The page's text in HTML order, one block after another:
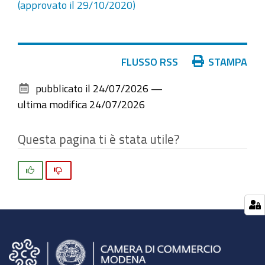
(approvato il 29/10/2020)
documento
FLUSSO RSS STAMPA
pubblicato il 24/07/2026 —
ultima modifica 24/07/2026
Questa pagina ti è stata utile?